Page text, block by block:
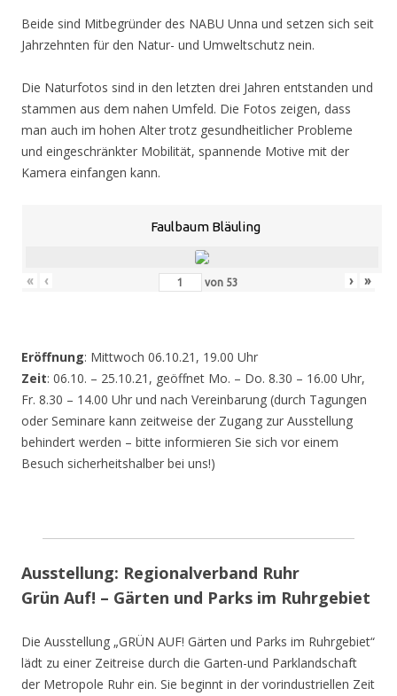
Beide sind Mitbegründer des NABU Unna und setzen sich seit
Jahrzehnten für den Natur- und Umweltschutz nein.
Die Naturfotos sind in den letzten drei Jahren entstanden und
stammen aus dem nahen Umfeld. Die Fotos zeigen, dass
man auch im hohen Alter trotz gesundheitlicher Probleme
und eingeschränkter Mobilität, spannende Motive mit der
Kamera einfangen kann.
Faulbaum Bläuling
« ‹ von 53 › »
Eröffnung: Mittwoch 06.10.21, 19.00 Uhr
Zeit: 06.10. – 25.10.21, geöffnet Mo. – Do. 8.30 – 16.00 Uhr,
Fr. 8.30 – 14.00 Uhr und nach Vereinbarung (durch Tagungen
oder Seminare kann zeitweise der Zugang zur Ausstellung
behindert werden – bitte informieren Sie sich vor einem
Besuch sicherheitshalber bei uns!)
Ausstellung: Regionalverband Ruhr
Grün Auf! – Gärten und Parks im Ruhrgebiet
Die Ausstellung „GRÜN AUF! Gärten und Parks im Ruhrgebiet“
lädt zu einer Zeitreise durch die Garten-und Parklandschaft
der Metropole Ruhr ein. Sie beginnt in der vorindustriellen Zeit